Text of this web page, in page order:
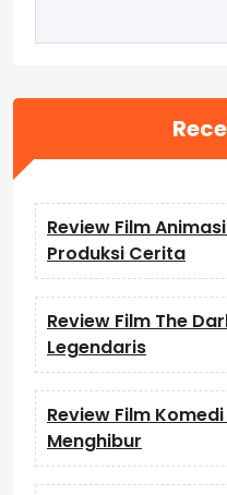
Review Film
Produksi Cerita
Review Film The
Legendaris
Review Film
Menghibur